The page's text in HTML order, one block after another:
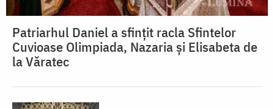
Patriarhul Daniel a sfințit racla Sfintelor
Cuvioase Olimpiada, Nazaria și Elisabeta de
la Văratec